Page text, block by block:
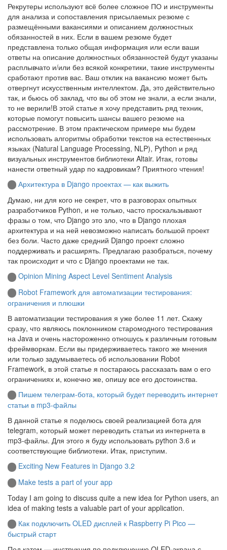
Рекрутеры используют всё более сложное ПО и инструменты
для анализа и сопоставления присылаемых резюме с
размещёнными вакансиями и описанием должностных
обязанностей в них. Если в вашем резюме будет
представлена только общая информация или если ваши
ответы на описание должностных обязанностей будут указаны
расплывчато и/или без всякой конкретики, такие инструменты
сработают против вас. Ваш отклик на вакансию может быть
отвергнут искусственным интеллектом. Да, это действительно
так, и бьюсь об заклад, что вы об этом не знали, а если знали,
то не верили!В этой статье я хочу представить ряд техник,
которые помогут повысить шансы вашего резюме на
рассмотрение. В этом практическом примере мы будем
использовать алгоритмы обработки текстов на естественных
языках (Natural Language Processing, NLP), Python и ряд
визуальных инструментов библиотеки Altair. Итак, готовы
нанести ответный удар по кадровикам? Приятного чтения!
Архитектура в Django проектах — как выжить
Думаю, ни для кого не секрет, что в разговорах опытных
разработчиков Python, и не только, часто проскальзывают
фразы о том, что Django это зло, что в Django плохая
архитектура и на ней невозможно написать большой проект
без боли. Часто даже средний Django проект сложно
поддерживать и расширять. Предлагаю разобраться, почему
так происходит и что с Django проектами не так.
Opinion Mining Aspect Level Sentiment Analysis
Robot Framework для автоматизации тестирования:
ограничения и плюшки
В автоматизации тестирования я уже более 11 лет. Скажу
сразу, что являюсь поклонником старомодного тестирования
на Java и очень настороженно отношусь к различным готовым
фреймворкам. Если вы придерживаетесь такого же мнения
или только задумываетесь об использовании Robot
Framework, в этой статье я постараюсь рассказать вам о его
ограничениях и, конечно же, опишу все его достоинства.
Пишем телеграм-бота, который будет переводить интернет
статьи в mp3-файлы
В данной статье я поделюсь своей реализацией бота для
telegram, который может переводить статьи из интернета в
mp3-файлы. Для этого я буду использовать python 3.6 и
соответствующие библиотеки. Итак, приступим.
Exciting New Features in Django 3.2
Make tests a part of your app
Today I am going to discuss quite a new idea for Python users, an
idea of making tests a valuable part of your application.
Как подключить OLED дисплей к Raspberry Pi Pico —
быстрый старт